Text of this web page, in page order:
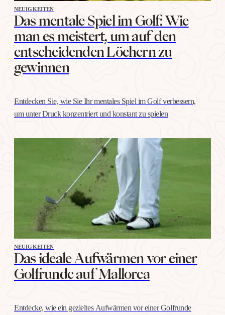
NEUIGKEITEN
Das mentale Spiel im Golf: Wie
man es meistert, um auf den
entscheidenden Löchern zu
gewinnen
Entdecken Sie, wie Sie Ihr mentales Spiel im Golf verbessern,
um unter Druck konzentriert und konstant zu spielen
NEUIGKEITEN
Das ideale Aufwärmen vor einer
Golfrunde auf Mallorca
Entdecke, wie ein gezieltes Aufwärmen vor einer Golfrunde